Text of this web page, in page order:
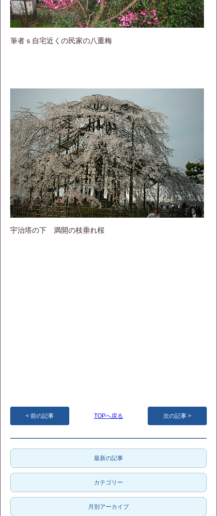
筆者ｓ自宅近くの民家の八重梅
宇治塔の下 満開の枝垂れ桜
前の記事 TOPへ戻る 次の記事
最新の記事
カテゴリー
月別アーカイブ